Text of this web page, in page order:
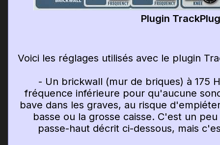
Plugin TrackPlug
Voici les réglages utilisés avec le plugin
- Un brickwall (mur de briques) à 175
fréquence inférieure pour qu'aucune
bave dans les graves, au risque
basse ou la grosse caisse. C'est un
passe-haut décrit ci-dessous, mais